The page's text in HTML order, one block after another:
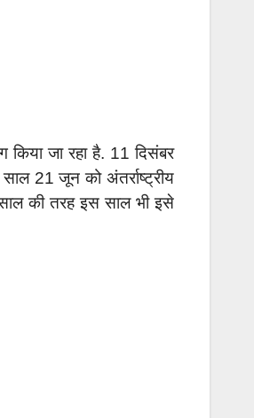
किया जा रहा है. 11 दिसंबर
21 जून को अंतर्राष्ट्रीय
साल की तरह इस साल भी इसे